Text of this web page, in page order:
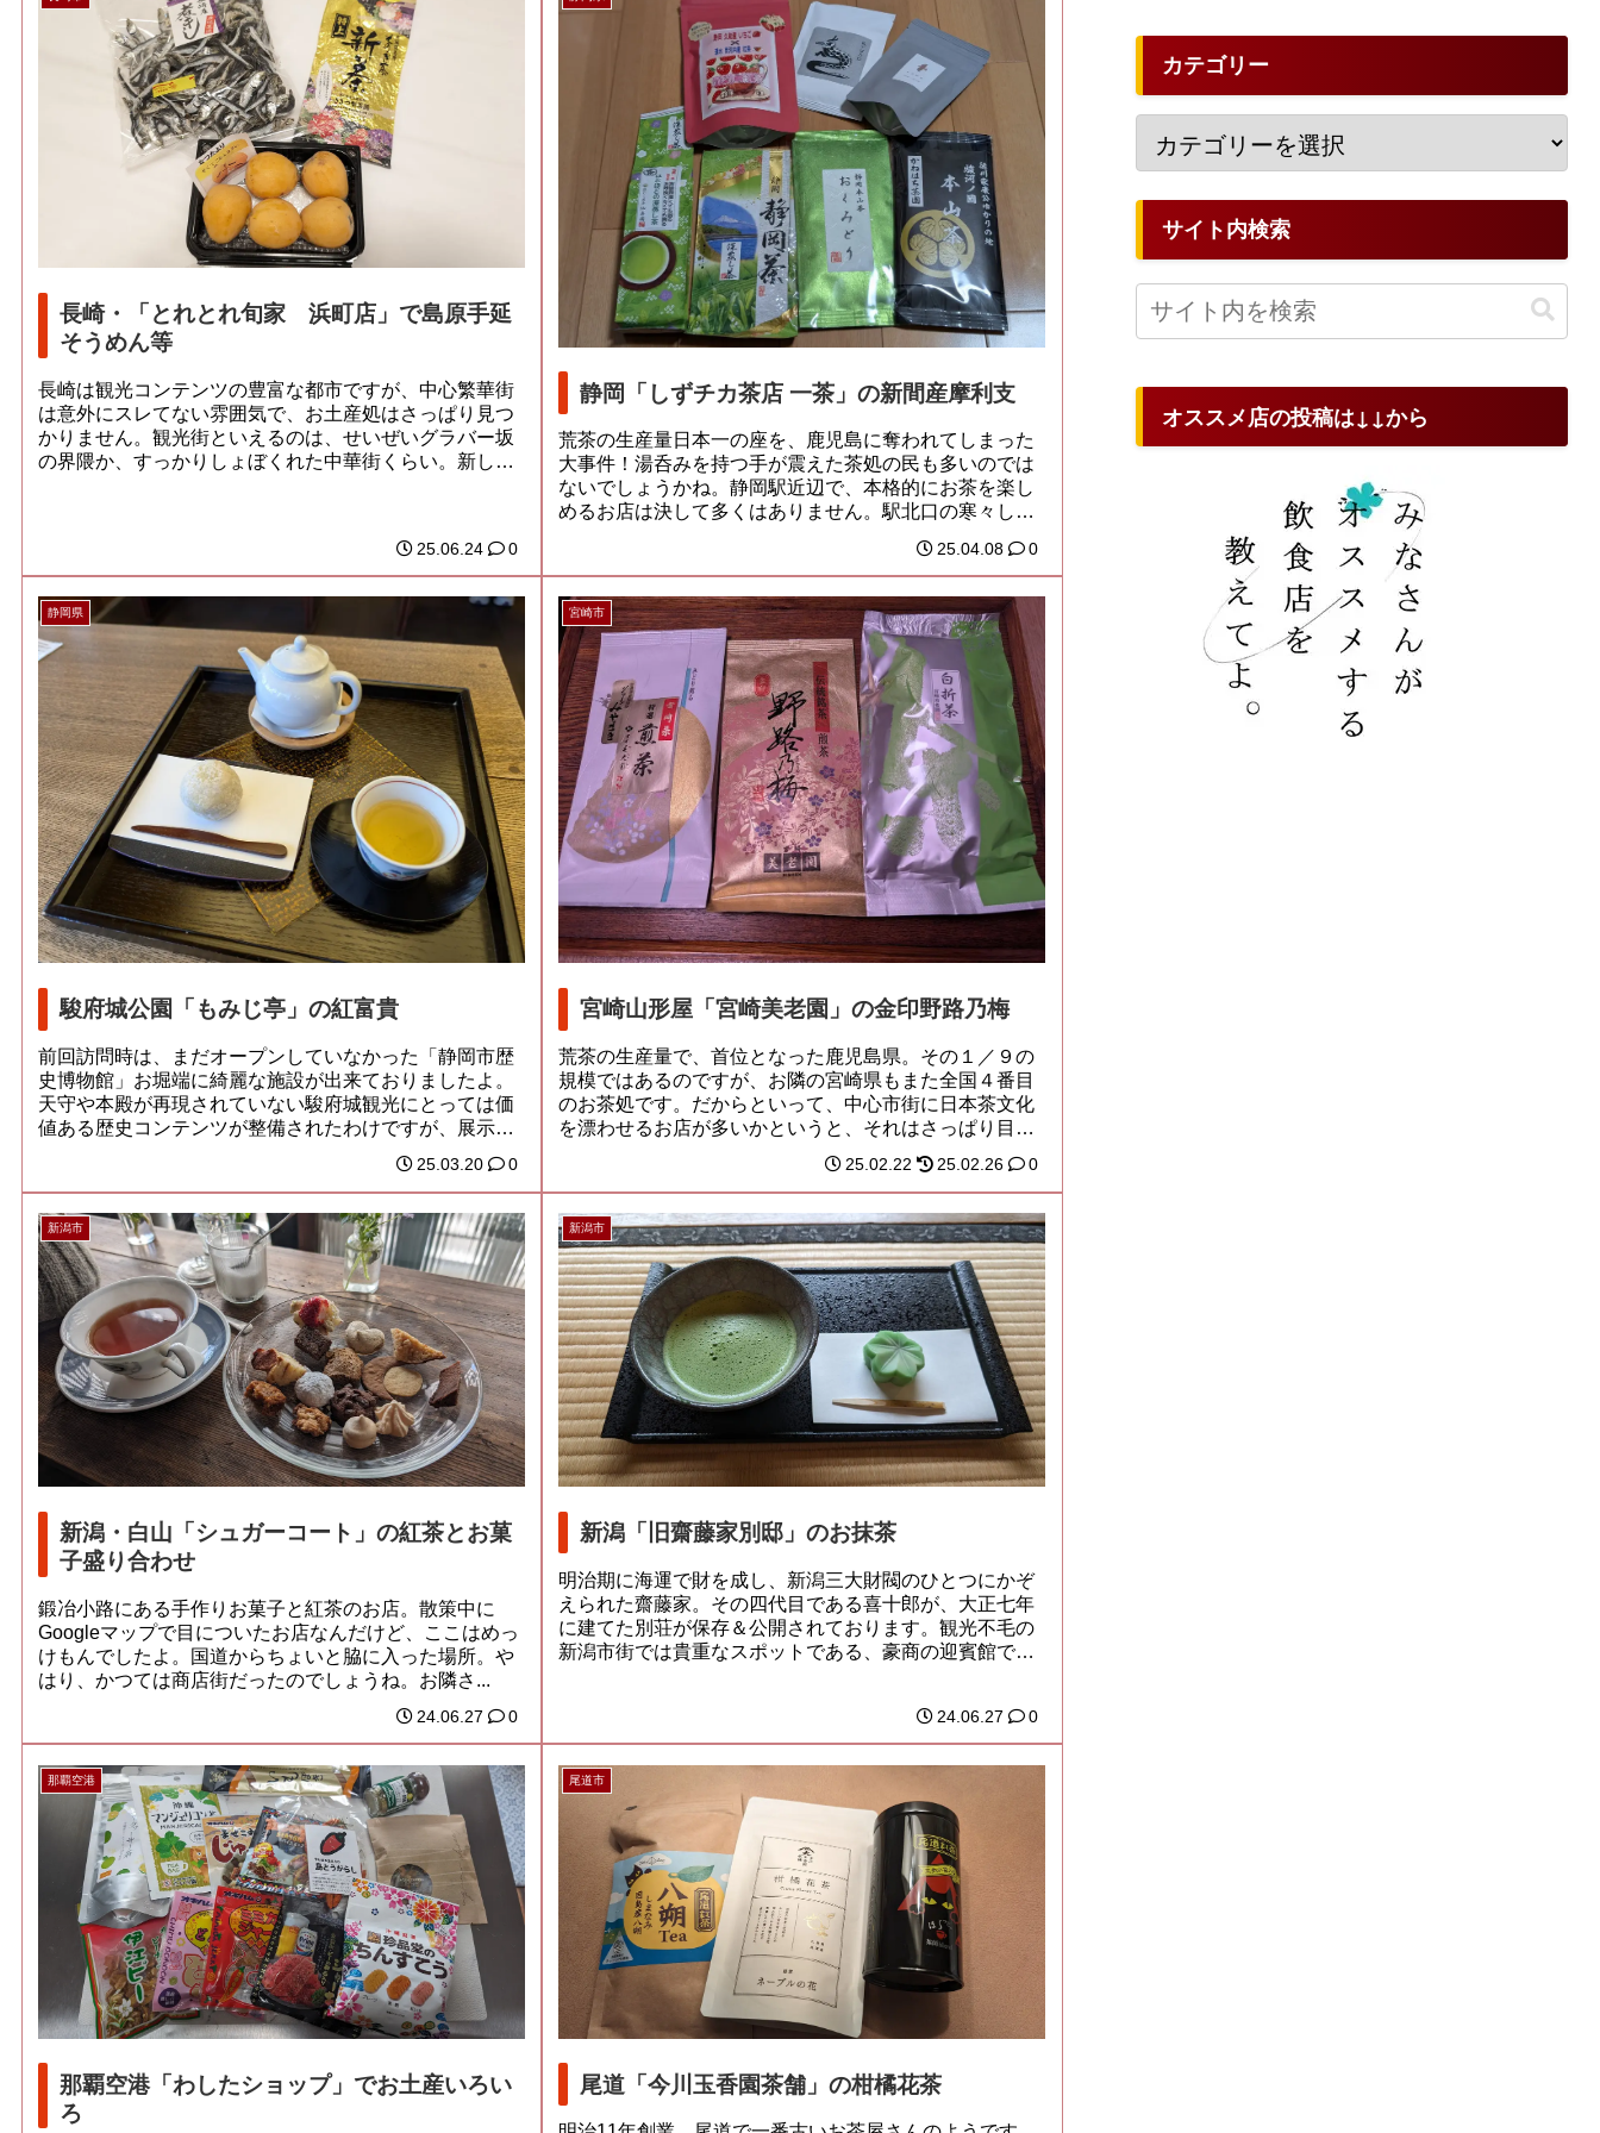
長崎・「とれとれ旬家 浜町店」で島原手延
そうめん等
長崎は観光コンテンツの豊富な都市ですが、中心繁華街
は意外にスレてない雰囲気で、お土産処はさっぱり見つ
かりません。観光街といえるのは、せいぜいグラバー坂
の界隈か、すっかりしょぼくれた中華街くらい。新し
25.06.24 0
静岡「しずチカ茶店 一茶」の新間産摩利支
荒茶の生産量日本一の座を、鹿児島に奪われてしまった
大事件！湯呑みを持つ手が震えた茶処の民も多いのでは
ないでしょうかね。静岡駅近辺で、本格的にお茶を楽し
めるお店は決して多くはありません。駅北口の寒々し
25.04.08 0
静岡県
駿府城公園「もみじ亭」の紅富貴
前回訪問時は、まだオープンしていなかった「静岡市歴
史博物館」お堀端に綺麗な施設が出来ておりましたよ。
天守や本殿が再現されていない駿府城観光にとっては価
値ある歴史コンテンツが整備されたわけですが、展示
25.03.20 0
宮崎市
宮崎山形屋「宮崎美老園」の金印野路乃梅
荒茶の生産量で、首位となった鹿児島県。その１／９の
規模ではあるのですが、お隣の宮崎県もまた全国４番目
のお茶処です。だからといって、中心市街に日本茶文化
を漂わせるお店が多いかというと、それはさっぱり目
25.02.22 25.02.26 0
新潟市
新潟・白山「シュガーコート」の紅茶とお菓
子盛り合わせ
鍛冶小路にある手作りお菓子と紅茶のお店。散策中に
Googleマップで目についたお店なんだけど、ここはめっ
けもんでしたよ。国道からちょいと脇に入った場所。や
はり、かつては商店街だったのでしょうね。お隣さ...
24.06.27 0
新潟市
新潟「旧齋藤家別邸」のお抹茶
明治期に海運で財を成し、新潟三大財閥のひとつにかぞ
えられた齋藤家。その四代目である喜十郎が、大正七年
に建てた別荘が保存＆公開されております。観光不毛の
新潟市街では貴重なスポットである、豪商の迎賓館で
24.06.27 0
那覇空港
那覇空港「わしたショップ」でお土産いろい
ろ
尾道市
尾道「今川玉香園茶舗」の柑橘花茶
カテゴリー
サイト内検索
オススメ店の投稿は↓↓から